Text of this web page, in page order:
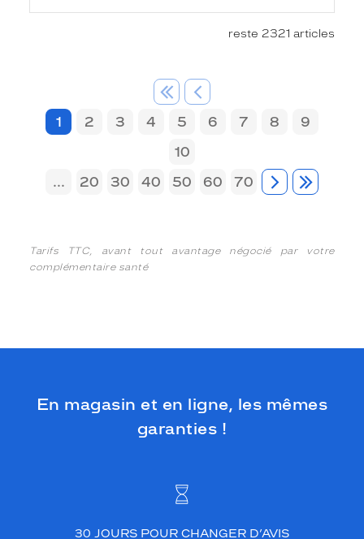
reste 2321 articles
1 2 3 4 5 6 7 8
9
10
...
20 30 40 50 60 70
Tarifs TTC, avant tout avantage négocié par votre
complémentaire santé
En magasin et en ligne, les mêmes
garanties !
30 JOURS POUR CHANGER D’AVIS